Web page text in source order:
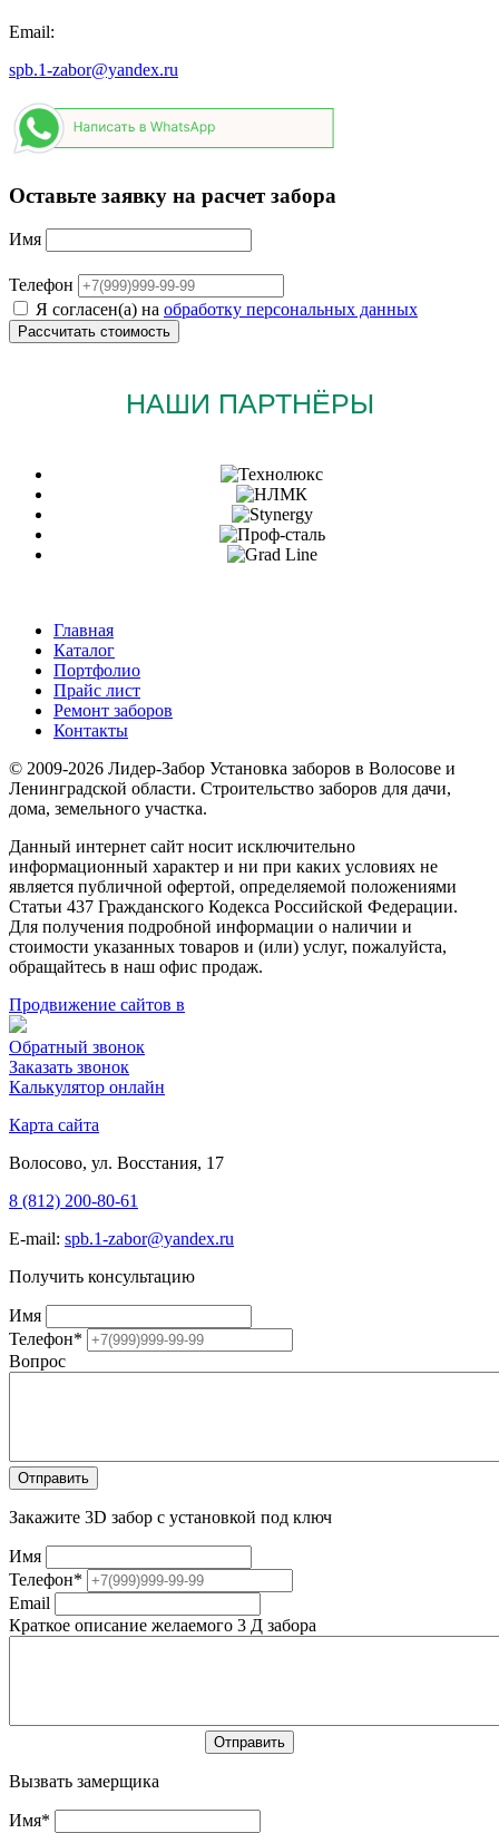
Email:
spb.1-zabor@yandex.ru
Оставьте заявку на расчет забора
Имя
Телефон
Я согласен(а) на обработку персональных данных
НАШИ ПАРТНЁРЫ
Главная
Каталог
Портфолио
Прайс лист
Ремонт заборов
Контакты
© 2009-2026 Лидер-Забор Установка заборов в Волосове и
Ленинградской области. Строительство заборов для дачи,
дома, земельного участка.
Данный интернет сайт носит исключительно
информационный характер и ни при каких условиях не
является публичной офертой, определяемой положениями
Статьи 437 Гражданского Кодекса Российской Федерации.
Для получения подробной информации о наличии и
стоимости указанных товаров и (или) услуг, пожалуйста,
обращайтесь в наш офис продаж.
Продвижение сайтов в
Обратный звонок
Заказать звонок
Калькулятор онлайн
Карта сайта
Волосово, ул. Восстания, 17
8 (812) 200-80-61
E-mail: spb.1-zabor@yandex.ru
Получить консультацию
Имя
Телефон*
Вопрос
Закажите 3D забор с установкой под ключ
Имя
Телефон*
Email
Краткое описание желаемого 3 Д забора
Вызвать замерщика
Имя*